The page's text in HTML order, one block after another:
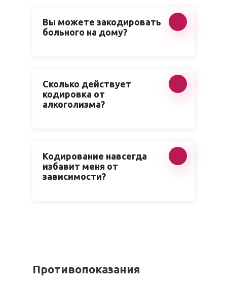
Вы можете закодировать
больного на дому?
Сколько действует
кодировка от
алкоголизма?
Кодирование навсегда
избавит меня от
зависимости?
Противопоказания